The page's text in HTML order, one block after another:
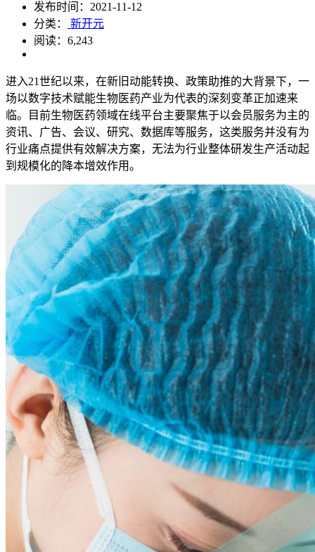
发布时间：2021-11-12
分类：
新开元
阅读：6,243
进入21世纪以来，在新旧动能转换、政策助推的大背景下，一
场以数字技术赋能生物医药产业为代表的深刻变革正加速来
临。目前生物医药领域在线平台主要聚焦于以会员服务为主的
资讯、广告、会议、研究、数据库等服务，这类服务并没有为
行业痛点提供有效解决方案，无法为行业整体研发生产活动起
到规模化的降本增效作用。